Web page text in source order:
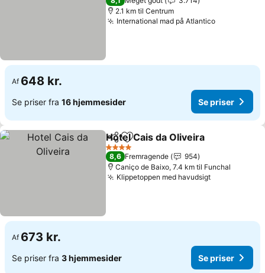
2.1 km til Centrum
International mad på Atlantico
Af 648 kr.
Se priser fra 16 hjemmesider Se priser
Del Føj til favoritter
Hotel Cais da Oliveira
4 Stjerner
8,6 Fremragende
954
Caniço de Baixo, 7.4 km til Funchal
Klippetoppen med havudsigt
Af 673 kr.
Se priser fra 3 hjemmesider Se priser